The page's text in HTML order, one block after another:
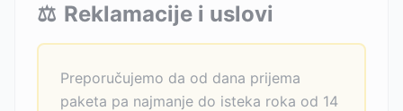
⚖️ Reklamacije i uslovi
Preporučujemo da od dana prijema
paketa pa najmanje do isteka roka od 14